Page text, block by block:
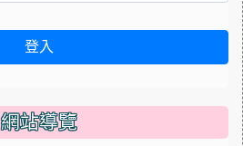
登入
網站導覽